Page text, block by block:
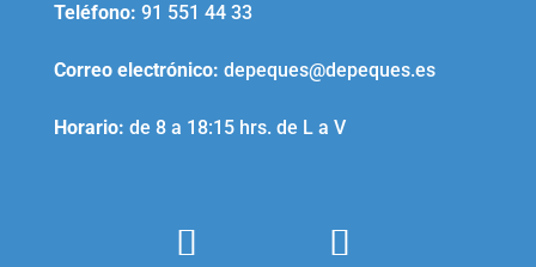
Teléfono: 91 551 44 33
Correo electrónico: depeques@depeques.es
Horario: de 8 a 18:15 hrs. de L a V